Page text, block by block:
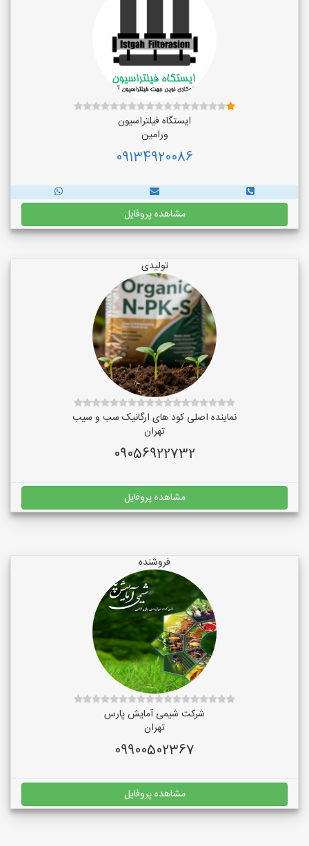
ایستگاه فیلتراسیون
ورامین
09134920086
مشاهده پروفایل
تولیدی
نماینده اصلی کود های ارگانیک سب و سیب
تهران
09056922732
مشاهده پروفایل
فروشنده
شرکت شیمی آمایش پارس
تهران
09900502367
مشاهده پروفایل